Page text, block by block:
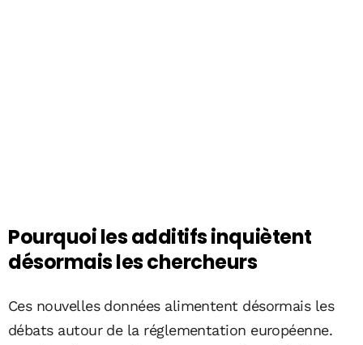
Pourquoi les additifs inquiètent
désormais les chercheurs
Ces nouvelles données alimentent désormais les
débats autour de la réglementation européenne.